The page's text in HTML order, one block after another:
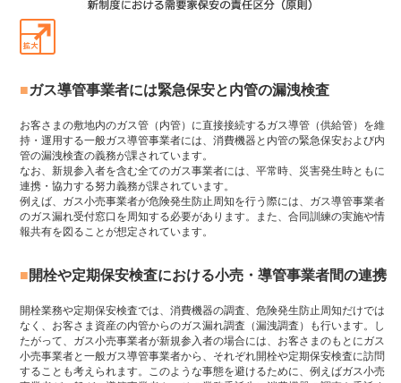
ガス導管事業者には緊急保安と内管の漏洩検査
お客さまの敷地内のガス管（内管）に直接接続するガス導管（供給管）を維
持・運用する一般ガス導管事業者には、消費機器と内管の緊急保安および内
管の漏洩検査の義務が課されています。
なお、新規参入者を含む全てのガス事業者には、平常時、災害発生時ともに
連携・協力する努力義務が課されています。
例えば、ガス小売事業者が危険発生防止周知を行う際には、ガス導管事業者
のガス漏れ受付窓口を周知する必要があります。また、合同訓練の実施や情
報共有を図ることが想定されています。
開栓や定期保安検査における小売・導管事業者間の連携
開栓業務や定期保安検査では、消費機器の調査、危険発生防止周知だけでは
なく、お客さま資産の内管からのガス漏れ調査（漏洩調査）も行います。し
たがって、ガス小売事業者が新規参入者の場合には、お客さまのもとにガス
小売事業者と一般ガス導管事業者から、それぞれ開栓や定期保安検査に訪問
することも考えられます。このような事態を避けるために、例えばガス小売